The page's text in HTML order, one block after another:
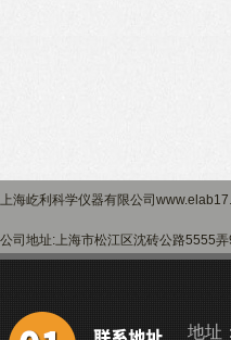
上海屹利科学仪器有限公司
公司地址:上海市松江区沈砖公路5555
地址